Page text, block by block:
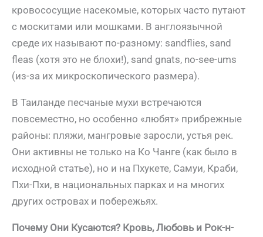
кровососущие насекомые, которых часто путают
с москитами или мошками. В англоязычной
среде их называют по-разному: sandflies, sand
fleas (хотя это не блохи!), sand gnats, no-see-ums
(из-за их микроскопического размера).
В Таиланде песчаные мухи встречаются
повсеместно, но особенно «любят» прибрежные
районы: пляжи, мангровые заросли, устья рек.
Они активны не только на Ко Чанге (как было в
исходной статье), но и на Пхукете, Самуи, Краби,
Пхи-Пхи, в национальных парках и на многих
других островах и побережьях.
Почему Они Кусаются? Кровь, Любовь и Рок-н-